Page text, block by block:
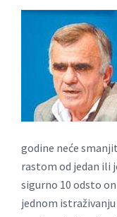
godine neće
rastom od jedan ili
sigurno 10 odsto
jednom